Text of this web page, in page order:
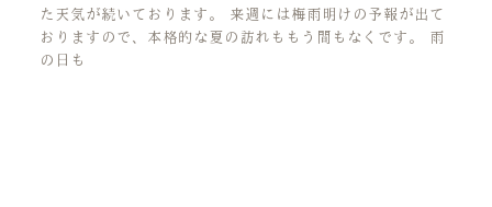
た天気が続いております。 来週には梅雨明けの予報が出て
おりますので、本格的な夏の訪れももう間もなくです。 雨
の日も